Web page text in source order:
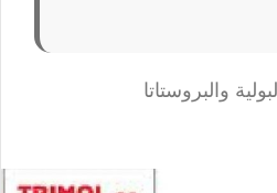
والبروستاتا